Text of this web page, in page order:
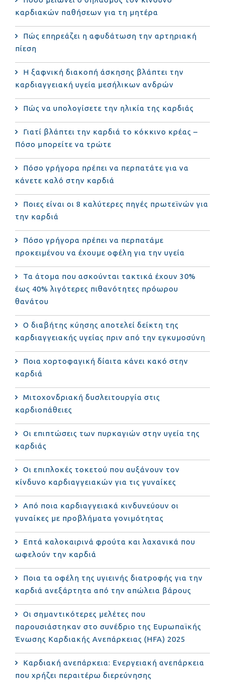
καρδιακών παθήσεων για τη μητέρα
Πώς επηρεάζει η αφυδάτωση την αρτηριακή
πίεση
Η ξαφνική διακοπή άσκησης βλάπτει την
καρδιαγγειακή υγεία μεσήλικων ανδρών
Πώς να υπολογίσετε την ηλικία της καρδιάς
Γιατί βλάπτει την καρδιά το κόκκινο κρέας –
Πόσο μπορείτε να τρώτε
Πόσο γρήγορα πρέπει να περπατάτε για να
κάνετε καλό στην καρδιά
Ποιες είναι οι 8 καλύτερες πηγές πρωτεϊνών για
την καρδιά
Πόσο γρήγορα πρέπει να περπατάμε
προκειμένου να έχουμε οφέλη για την υγεία
Τα άτομα που ασκούνται τακτικά έχουν 30%
έως 40% λιγότερες πιθανότητες πρόωρου
θανάτου
Ο διαβήτης κύησης αποτελεί δείκτη της
καρδιαγγειακής υγείας πριν από την εγκυμοσύνη
Ποια χορτοφαγική δίαιτα κάνει κακό στην
καρδιά
Μιτοχονδριακή δυσλειτουργία στις
καρδιοπάθειες
Οι επιπτώσεις των πυρκαγιών στην υγεία της
καρδιάς
Οι επιπλοκές τοκετού που αυξάνουν τον
κίνδυνο καρδιαγγειακών για τις γυναίκες
Από ποια καρδιαγγειακά κινδυνεύουν οι
γυναίκες με προβλήματα γονιμότητας
Επτά καλοκαιρινά φρούτα και λαχανικά που
ωφελούν την καρδιά
Ποια τα οφέλη της υγιεινής διατροφής για την
καρδιά ανεξάρτητα από την απώλεια βάρους
Οι σημαντικότερες μελέτες που
παρουσιάστηκαν στο συνέδριο της Ευρωπαϊκής
Ένωσης Καρδιακής Ανεπάρκειας (HFA) 2025
Καρδιακή ανεπάρκεια: Ενεργειακή ανεπάρκεια
που χρήζει περαιτέρω διερεύνησης